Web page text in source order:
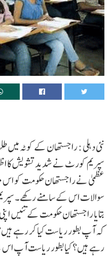
نئی دہلی : راجستھان کے کوٹہ میں
سپریم کورٹ نے شدید تشویش کا
عظمیٰ نے راجستھان حکومت کو اس
سوالات اس کے سامنے رکھے۔
بتایا راجستھان حکومت کے تئیں
کہ آپ بطور ریاست کیا کر رہے
رہے ہیں؟ کیا بطور ریاست آپ